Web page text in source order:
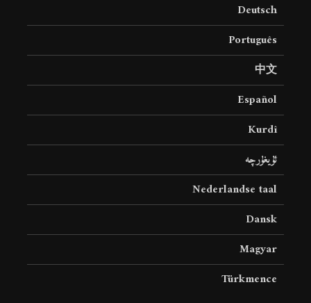
Deutsch
Português
中文
Español
Kurdî
ئۇيغۇرچە
Nederlandse taal
Dansk
Magyar
Türkmence